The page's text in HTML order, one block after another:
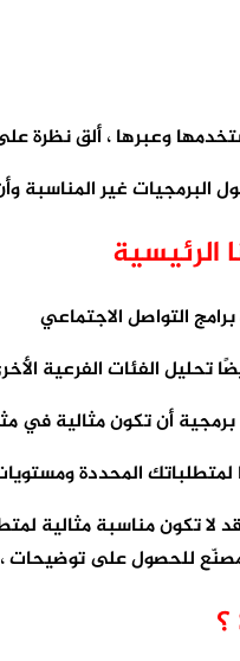
وعبرها ، ألق
غير المناسبة
أن تكون مثالية في
المحددة
لا تكون مناسبة مثالية
للحصول على توضيحات